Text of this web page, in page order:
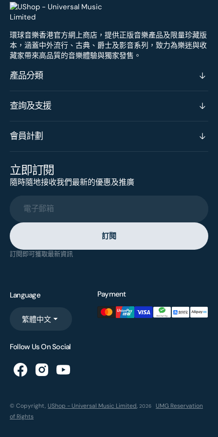
環球音樂香港官方網上商店，提供正版音樂產品及限量珍藏版
本，涵蓋中外流行、古典、爵士及影音系列，致力為樂迷與收
藏家帶來高品質的音樂體驗與獨家發售。
產品分類
查詢及支援
會員計劃
立即訂閱
隨時隨地接收我們最新的優惠及推廣
電子郵箱
訂閱
訂閱即可獲取最新資訊
Language
繁體中文
Payment
Follow Us On Social
© Copyright, UShop - Universal Music Limited, 2026
UMG Reservation
of Rights